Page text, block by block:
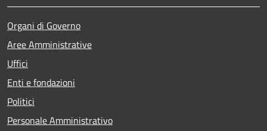
Organi di Governo
Aree Amministrative
Uffici
Enti e fondazioni
Politici
Personale Amministrativo